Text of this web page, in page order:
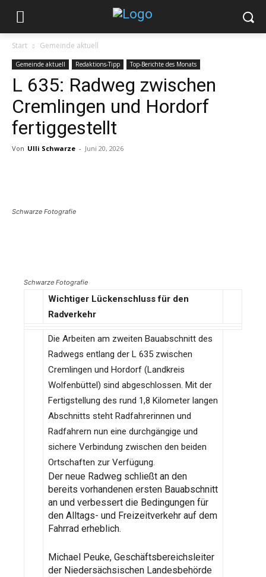
Start Gemeinde aktuell
Gemeinde aktuell Redaktions-Tipp Top-Berichte des Monats
L 635: Radweg zwischen
Cremlingen und Hordorf
fertiggestellt
Von Ulli Schwarze - Juni 20, 2026
Schwarze Fotografie
Schwarze Fotografie
Wichtiger Lückenschluss für den
Radverkehr
Die Arbeiten am zweiten Bauabschnitt des
Radwegs entlang der L 635 zwischen
Cremlingen und Hordorf (Landkreis
Wolfenbüttel) sind abgeschlossen. Mit der
Fertigstellung des rund 1,8 Kilometer langen
Abschnitts steht Radfahrerinnen und
Radfahrern nun eine durchgängige und
sichere Verbindung zwischen den beiden
Ortschaften zur Verfügung.
Der neue Radweg schließt an den
bereits vorhandenen ersten Bauabschnitt
an und verbessert die Bedingungen für
den Alltags- und Freizeitverkehr auf dem
Fahrrad erheblich.
Michael Peuke, Geschäftsbereichsleiter
der Niedersächsischen Landesbehörde